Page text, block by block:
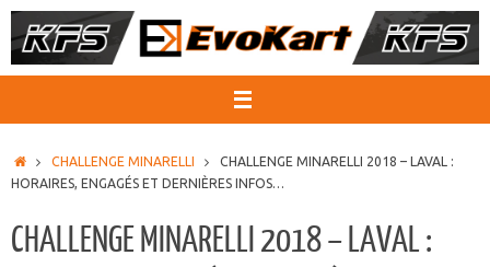
Passer
au
ACCUEIL
CHALLENGE MINARELLI
CHALLENGE MINARELLI 2018 – LAVAL :
HORAIRES, ENGAGÉS ET DERNIÈRES INFOS…
CHALLENGE MINARELLI 2018 – LAVAL :